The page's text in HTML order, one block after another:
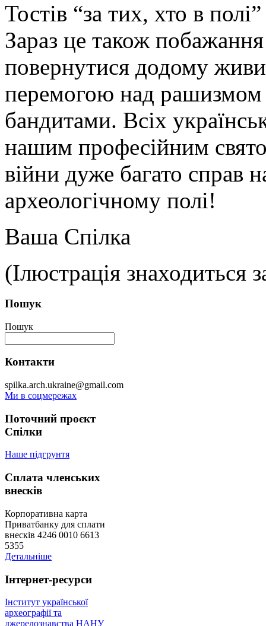
Тостів “за тих, хто в
Зараз це також
повернутися додому
перемогою над рашизмом
бандитами. Всіх
нашим професійним
війни дуже багато справ
археологічному полі!
Ваша Спілка
(Ілюстрація знаходиться
Пошук
Пошук
Контакти
spilka.arch.ukraine@gmail.com
Ми в соцмережах
Поточний проєкт
Спілки
Наше підгрунтя
Сплата членських
внесків
Корпоративна карта
Приватбанку для сплати
внесків 4246 0010 6613
5355
Детальніше
Інтернет-ресурси
Інститут української
археографії та
джерелознавства НАНУ